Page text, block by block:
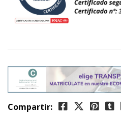
Compartir: